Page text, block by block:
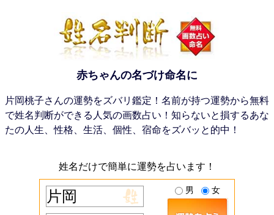
赤ちゃんの名づけ命名に
片岡桃子さんの運勢をズバリ鑑定！名前が持つ運勢から無料
で姓名判断ができる人気の画数占い！知らないと損するあな
たの人生、性格、生活、個性、宿命をズバッと的中！
姓名だけで簡単に運勢を占います！
男 女